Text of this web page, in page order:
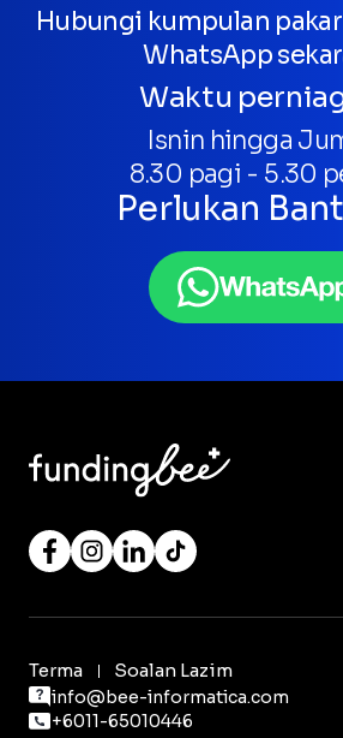
Hubungi kumpulan
WhatsApp
Waktu
Isnin hingga
8.30 pagi - 5.30
Perlukan
Terma Soalan Lazim
info@bee-informatica.com
+6011-65010446